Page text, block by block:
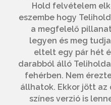
Hold felvételem
eszembe hogy
a megfelelő
legyen és meg
eltelt egy pár hét
darabból álló
fehérben. Nem
állhatok. Ekkor jött az
színes verzió is